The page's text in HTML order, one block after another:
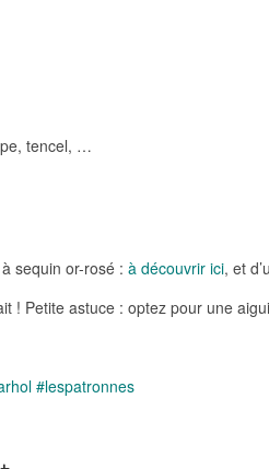
tencel, …
sequin or-rosé : à découvrir ici, et
! Petite astuce : optez pour une
#lespatronnes